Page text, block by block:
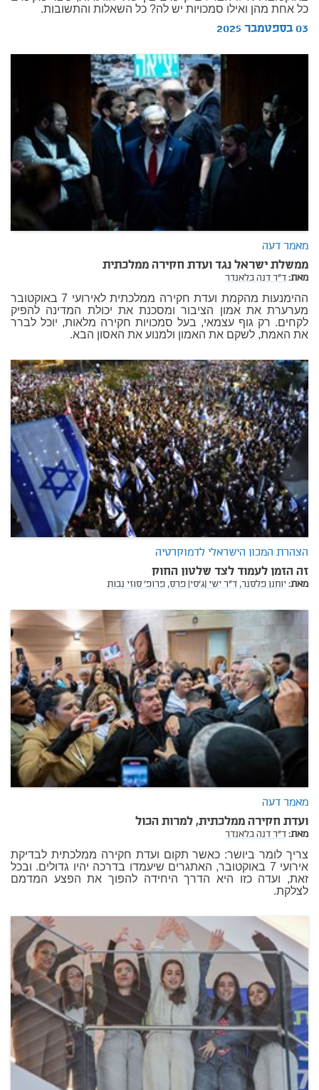
כל אחת מהן ואילו סמכויות יש לה? כל השאלות והתשובות.
03 בספטמבר 2025
מאמר דעה
ממשלת ישראל נגד ועדת חקירה ממלכתית
מאת:ד"ר דנה בלאנדר
ההימנעות מהקמת ועדת חקירה ממלכתית לאירועי 7 באוקטובר
מערערת את אמון הציבור ומסכנת את יכולת המדינה להפיק
לקחים. רק גוף עצמאי, בעל סמכויות חקירה מלאות, יוכל לברר
את האמת, לשקם את האמון ולמנוע את האסון הבא.
הצהרת המכון הישראלי לדמוקרטיה
זה הזמן לעמוד לצד שלטון החוק
מאת:יוחנן פלסנר, ד"ר ישי (ג'סי) פרס, פרופ' סוזי נבות
מאמר דעה
ועדת חקירה ממלכתית, למרות הכול
מאת:ד"ר דנה בלאנדר
צריך לומר ביושר: כאשר תקום ועדת חקירה ממלכתית לבדיקת
אירועי 7 באוקטובר, האתגרים שיעמדו בדרכה יהיו גדולים. ובכל
זאת, ועדה כזו היא הדרך היחידה להפוך את הפצע המדמם
לצלקת.